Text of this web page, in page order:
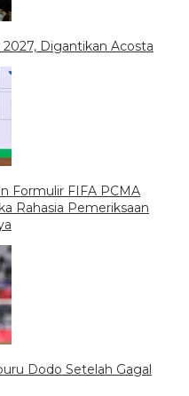
Digantikan Acosta
Formulir FIFA PCMA
Rahasia Pemeriksaan
Dodo Setelah Gagal